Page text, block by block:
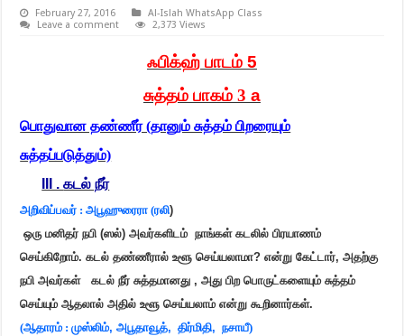
February 27, 2016
Al-Islah WhatsApp Class
Leave a comment
2,373 Views
ஃபிக்ஹ் பாடம் 5
சுத்தம் பாகம் 3 a
பொதுவான தண்ணீர் (தானும் சுத்தம் பிறரையும்
சுத்தப்படுத்தும்)
III .கடல் நீர்
அறிவிப்பவர் : அபூஹுரைரா (ரலி)
ஒரு மனிதர் நபி (ஸல்) அவர்களிடம் நாங்கள் கடலில் பிரயாணம்
செய்கிறோம். கடல் தண்ணீரால் உளூ செய்யலாமா? என்று கேட்டார், அதற்கு
நபி அவர்கள்
கடல் நீர் சுத்தமானது ,அது பிற பொருட்களையும் சுத்தம்
செய்யும் ஆதலால் அதில் உளூ செய்யலாம் என்று கூறினார்கள்.
(ஆதாரம் : முஸ்லிம்,அபூதாவூத், திர்மிதி, நசாயீ)